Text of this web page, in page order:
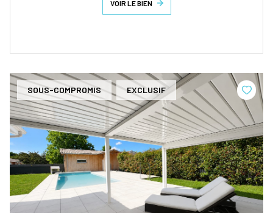
VOIR LE BIEN
SOUS-COMPROMIS EXCLUSIF